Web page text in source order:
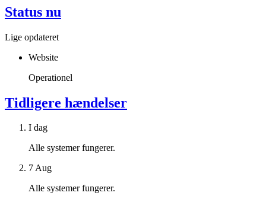
Status nu
Lige opdateret
Website
Operationel
Tidligere hændelser
I dag
Alle systemer fungerer.
7 Aug
Alle systemer fungerer.